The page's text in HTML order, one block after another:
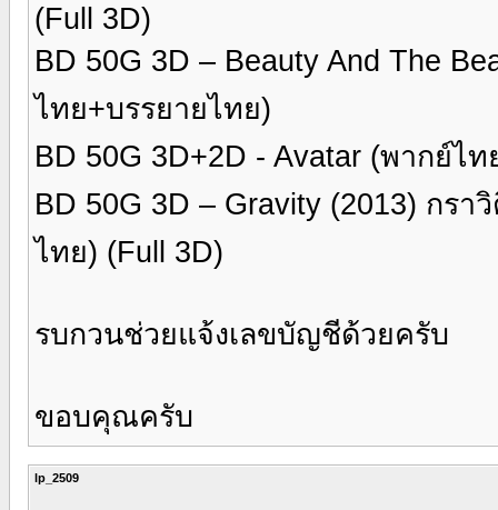
(Full 3D)
BD 50G 3D – Beauty And The
ไทย+บรรยายไทย)
BD 50G 3D+2D - Avatar (พากย์ไ
BD 50G 3D – Gravity (2013) กร
ไทย) (Full 3D)
รบกวนช่วยแจ้งเลขบัญชีด้วยครับ
ขอบคุณครับ
lp_2509